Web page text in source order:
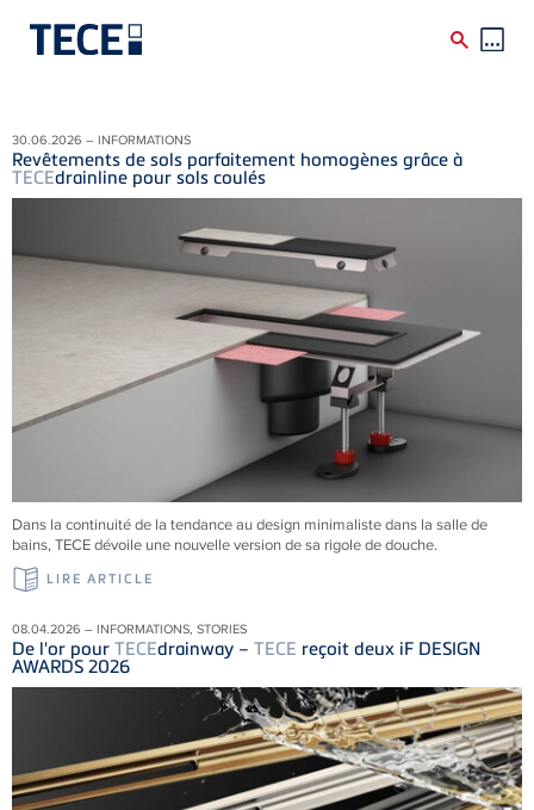
30.06.2026 – INFORMATIONS
Revêtements de sols parfaitement homogènes grâce à
TECEdrainline pour sols coulés
Dans la continuité de la tendance au design minimaliste dans la salle de
bains, TECE dévoile une nouvelle version de sa rigole de douche.
LIRE ARTICLE
08.04.2026 – INFORMATIONS, STORIES
De l'or pour TECEdrainway – TECE reçoit deux iF DESIGN
AWARDS 2026